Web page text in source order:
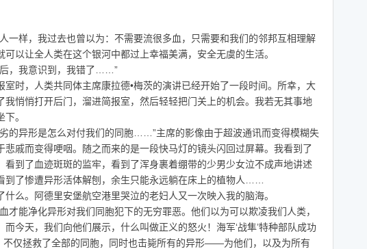
，我过去也曾以为：不需要流很多血，只需要和我们的邻邦互相理解
以让全人类在这个银河中都过上幸福美满，安全无虞的生活。
，我意识到，我错了……”
时，人类共同体主席康拉德•梅茨的演讲已经开始了一段时间。所幸，大
我悄悄打开后门，溜进简报室，然后轻轻把门关上的机会。我若无其事地
。
异形是怎么对付我们的同胞……”主席的影像由于超波通讯而变得模糊失
悲戚而变得哽咽。随之而来的是一段快马灯的镜头闪回过屏幕。我看到了
看到了血迹斑斑的监牢，看到了浑身裹着绷带的少男少女泣不成声地讲述
到了惨遭异形活体解刨，余生只能永远躺在床上的植物人……
。阿德里安堡航空港里哭泣的老妇人又一次映入我的脑海。
能净化异形对我们同胞犯下的无穷罪恶。他们以为可以欺凌我们人类，
今天，我们向他们展示，什么叫做正义的怒火！海军‘战隼’特种部队成功
不仅拯救了全部的同胞，同时也击毙所有的异形——为他们，以及为所有